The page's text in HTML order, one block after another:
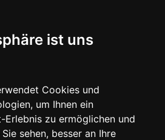
ist uns
Cookies und
um Ihnen ein
Erlebnis zu ermöglichen und
sehen, besser an Ihre